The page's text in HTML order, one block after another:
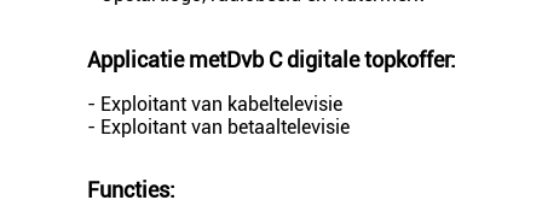
Applicatie metDvb C digitale topkoffer:
- Exploitant van kabeltelevisie
- Exploitant van betaaltelevisie
Functies: